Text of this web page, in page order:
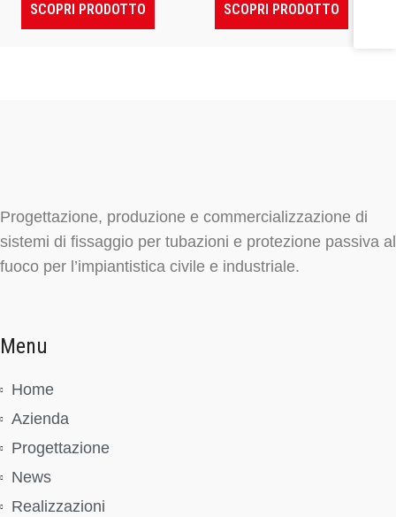
SCOPRI PRODOTTO SCOPRI PRODOTTO
Progettazione, produzione e commercializzazione di
sistemi di fissaggio per tubazioni e protezione passiva al
fuoco per l’impiantistica civile e industriale.
Menu
Home
Azienda
Progettazione
News
Realizzazioni